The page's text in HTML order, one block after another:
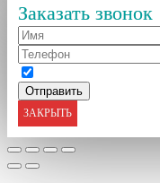
Заказать звонок
ЗАКРЫТЬ